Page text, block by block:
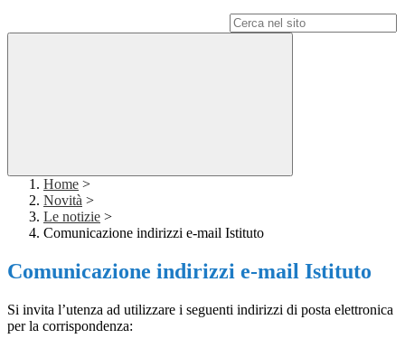
Home >
Novità >
Le notizie >
Comunicazione indirizzi e-mail Istituto
Comunicazione indirizzi e-mail Istituto
Si invita l’utenza ad utilizzare i seguenti indirizzi di posta elettronica
per la corrispondenza: